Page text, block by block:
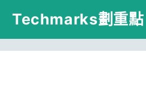
跳
主
Techmarks劃重點